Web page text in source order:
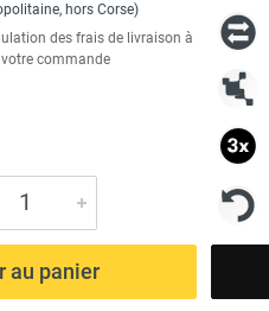
hors Corse)
des frais de livraison à
votre commande
au panier